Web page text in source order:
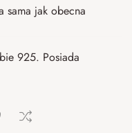
sama jak obecna
925. Posiada